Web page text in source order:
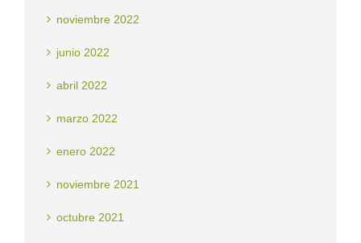
noviembre 2022
junio 2022
abril 2022
marzo 2022
enero 2022
noviembre 2021
octubre 2021